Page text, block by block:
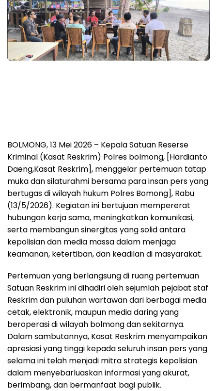
BOLMONG, 13 Mei 2026 – Kepala Satuan Reserse
Kriminal (Kasat Reskrim) Polres bolmong, [Hardianto
Daeng,Kasat Reskrim], menggelar pertemuan tatap
muka dan silaturahmi bersama para insan pers yang
bertugas di wilayah hukum Polres Bomong], Rabu
(13/5/2026). Kegiatan ini bertujuan mempererat
hubungan kerja sama, meningkatkan komunikasi,
serta membangun sinergitas yang solid antara
kepolisian dan media massa dalam menjaga
keamanan, ketertiban, dan keadilan di masyarakat.
Pertemuan yang berlangsung di ruang pertemuan
Satuan Reskrim ini dihadiri oleh sejumlah pejabat staf
Reskrim dan puluhan wartawan dari berbagai media
cetak, elektronik, maupun media daring yang
beroperasi di wilayah bolmong dan sekitarnya.
Dalam sambutannya, Kasat Reskrim menyampaikan
apresiasi yang tinggi kepada seluruh insan pers yang
selama ini telah menjadi mitra strategis kepolisian
dalam menyebarluaskan informasi yang akurat,
berimbang, dan bermanfaat bagi publik.